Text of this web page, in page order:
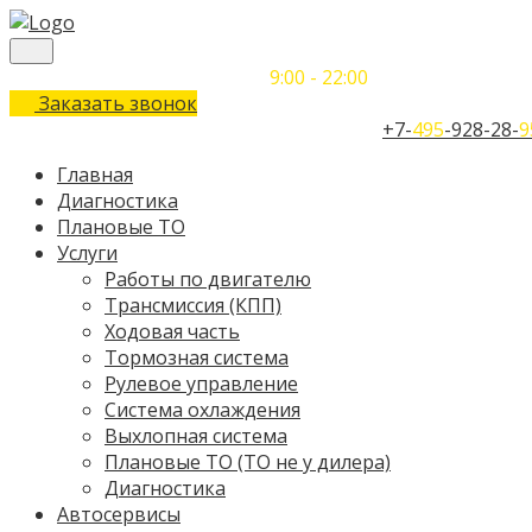
9:00 - 22:00
Заказать звонок
+7-495-928-28-
Главная
Диагностика
Плановые ТО
Услуги
Работы по двигателю
Трансмиссия (КПП)
Ходовая часть
Тормозная система
Рулевое управление
Система охлаждения
Выхлопная система
Плановые ТО (ТО не у дилера)
Диагностика
Автосервисы